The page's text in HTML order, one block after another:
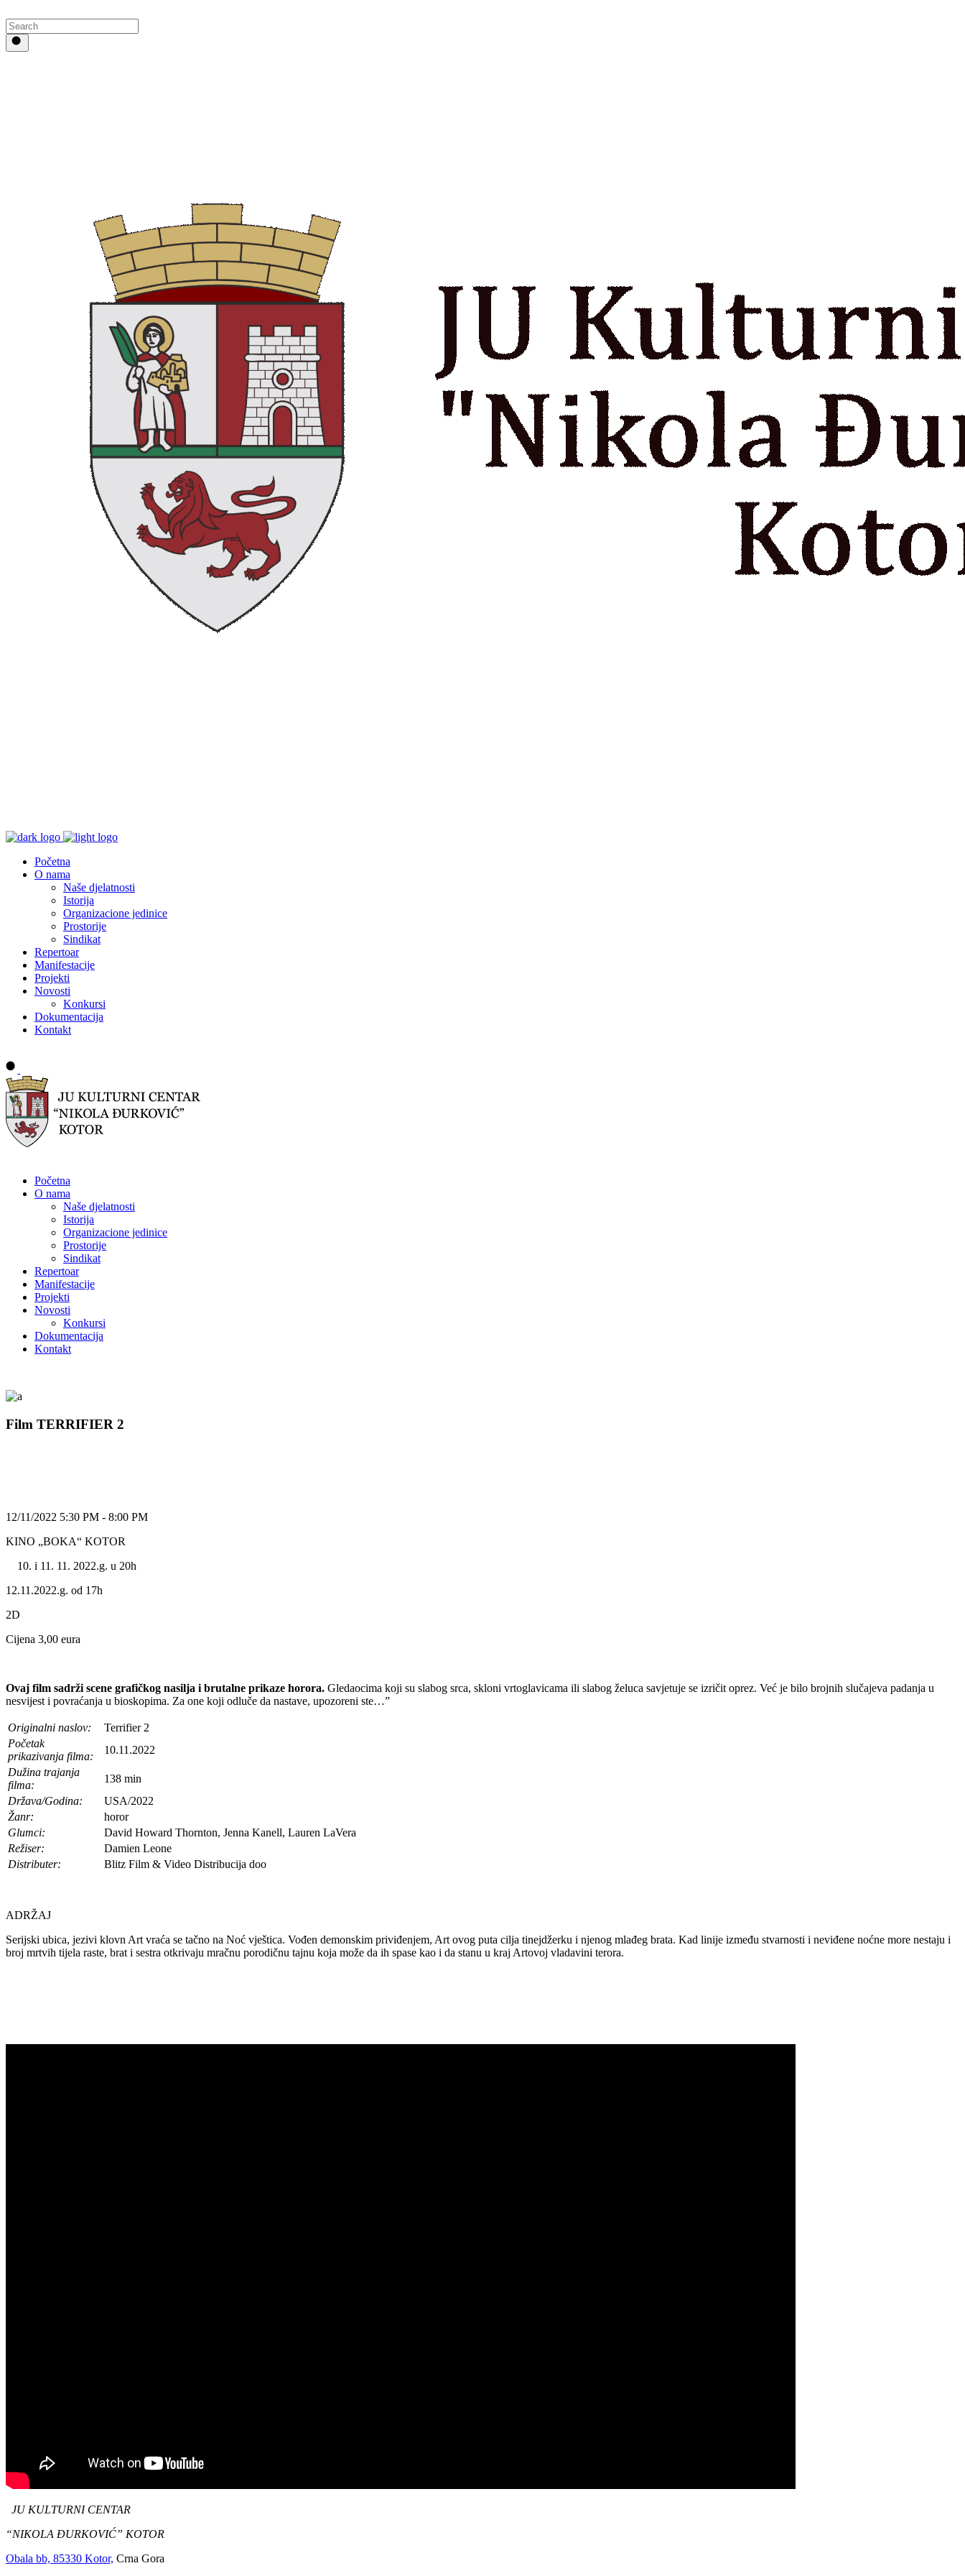
Početna
O nama
Naše djelatnosti
Istorija
Organizacione jedinice
Prostorije
Sindikat
Repertoar
Manifestacije
Projekti
Novosti
Konkursi
Dokumentacija
Kontakt
Početna
O nama
Naše djelatnosti
Istorija
Organizacione jedinice
Prostorije
Sindikat
Repertoar
Manifestacije
Projekti
Novosti
Konkursi
Dokumentacija
Kontakt
Film TERRIFIER 2
12/11/2022 5:30 PM - 8:00 PM
KINO „BOKA“ KOTOR
i 11. 11. 2022.g. u 20h
12.11.2022.g. od 17h
2D
Cijena 3,00 eura
Ovaj film sadrži scene grafičkog nasilja i brutalne prikaze horora. Gledaocima koji su slabog srca, skloni vrtoglavicama ili slabog želuca savjetuje se izričit oprez. Već je bilo brojnih slučajeva padanja u
nesvijest i povraćanja u bioskopima. Za one koji odluče da nastave, upozoreni ste…”
Originalni naslov:
Terrifier 2
Početak
prikazivanja filma:
10.11.2022
Dužina trajanja
filma:
138 min
Država/Godina:
USA/2022
Žanr:
horor
Glumci:
David Howard Thornton, Jenna Kanell, Lauren LaVera
Režiser:
Damien Leone
Distributer:
Blitz Film & Video Distribucija doo
ADRŽAJ
Serijski ubica, jezivi klovn Art vraća se tačno na Noć vještica. Vođen demonskim priviđenjem, Art ovog puta cilja tinejdžerku i njenog mlađeg brata. Kad linije između stvarnosti i neviđene noćne more nestaju i
broj mrtvih tijela raste, brat i sestra otkrivaju mračnu porodičnu tajnu koja može da ih spase kao i da stanu u kraj Artovoj vladavini terora.
JU KULTURNI CENTAR
“NIKOLA ĐURKOVIĆ” KOTOR
Obala bb, 85330 Kotor, Crna Gora